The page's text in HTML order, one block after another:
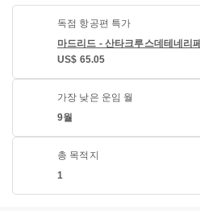
독점 항공편 특가
마드리드 - 산타크루스데테네리페
US$ 65.05
가장 낮은 운임 월
9월
총 목적지
1